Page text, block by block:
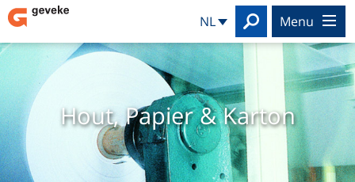
NL
Search
menu
Hout, Papier & Karton